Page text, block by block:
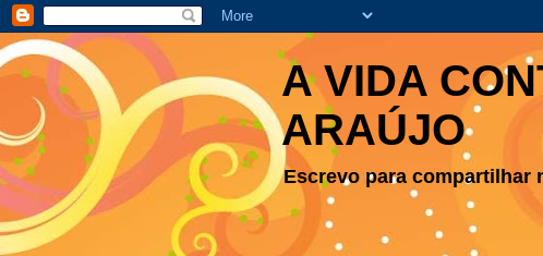
A VIDA
ARAÚJO
Escrevo para compartilhar